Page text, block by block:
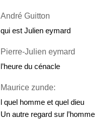
André Guitton
qui est Julien eymard
Pierre-Julien eymard
l’heure du cénacle
Maurice zunde:
l quel homme et quel dieu
Un autre regard sur l’homme